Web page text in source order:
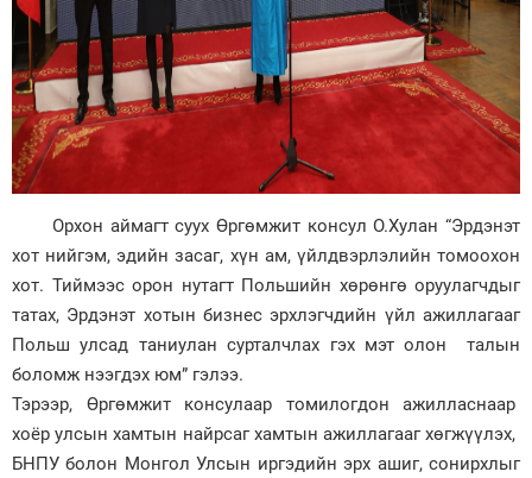
Орхон аймагт суух Өргөмжит консул О.Хулан “Эрдэнэт
хот нийгэм, эдийн засаг, хүн ам, үйлдвэрлэлийн томоохон
хот. Тиймээс орон нутагт Польшийн хөрөнгө оруулагчдыг
татах, Эрдэнэт хотын бизнес эрхлэгчдийн үйл ажиллагааг
Польш улсад таниулан сурталчлах гэх мэт олон талын
боломж нээгдэх юм” гэлээ.
Тэрээр, Өргөмжит консулаар томилогдон ажилласнаар
хоёр улсын хамтын найрсаг хамтын ажиллагааг хөгжүүлэх,
БНПУ болон Монгол Улсын иргэдийн эрх ашиг, сонирхлыг